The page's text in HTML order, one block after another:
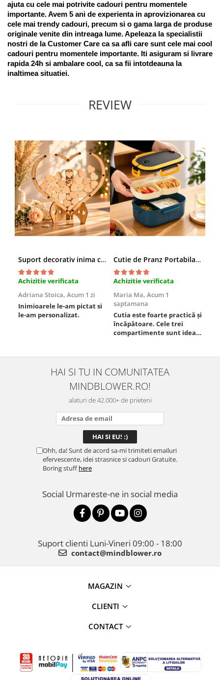
ajuta cu cele mai potrivite cadouri pentru momentele
importante. Avem 5 ani de experienta in aprovizionarea cu
cele mai trendy cadouri, precum si o gama larga de produse
originale venite din intreaga lume. Apeleaza la specialistii
nostri de la Customer Care ca sa afli care sunt cele mai cool
cadouri pentru momentele importante. Iti asiguram si livrare
rapida 24h si ambalare cool, ca sa fii intotdeauna la
inaltimea situatiei.
REVIEW
Suport decorativ inima cu mesaje, Cadou cu suflet
Achizitie verificata
Adriana Stoica, Acum 1 zi
Inimioarele le-am pictat si
le-am personalizat.
Cutie de Pranz Portabila cu Compartimente
Achizitie verificata
Maria Ma, Acum 1
saptamana
Cutia este foarte practică și
încăpătoare. Cele trei
compartimente sunt ideale
este sigură, fără scurgeri. O
folosesc aproape zilnic la
serviciu și sunt foarte
mulțumită.
HAI SI TU IN COMUNITATEA
MINDBLOWER.RO!
alaturi de 42.000+ de prieteni
Ohh, da! Sunt de acord sa-mi trimiteti emailuri
efervescente, idei strasnice si cadouri Gratuite.
Boring stuffhere
Social Urmareste-ne in social media
Suport clienti Luni-Vineri 09:00 - 18:00
contact@mindblower.ro
MAGAZIN
CLIENTI
CONTACT